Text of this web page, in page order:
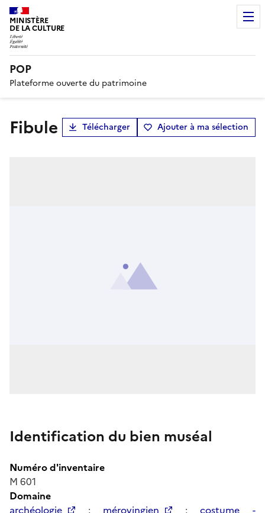
MINISTÈRE
DE LA CULTURE
POP
Plateforme ouverte du patrimoine
fibule Télécharger Ajouter à ma sélection
Identification du bien muséal
Numéro d'inventaire
M 601
Domaine
archéologie
; mérovingien ;costume -